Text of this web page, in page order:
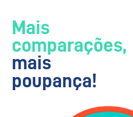
Mais
comparações,
mais
poupança!